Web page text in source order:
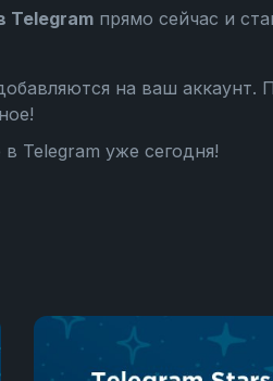
Telegramпрямо сейчас и
на ваш аккаунт.
Telegram уже сегодня!